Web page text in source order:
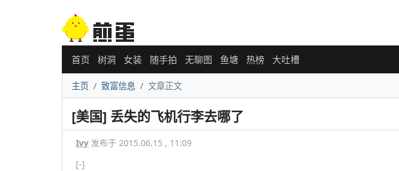
首页 树洞 女装 随手拍 无聊图 鱼塘 热榜 大吐槽
主页 致富信息 文章正文
[美国] 丢失的飞机行李去哪了
Ivy 发布于 2015.06.15 , 11:09
[-]